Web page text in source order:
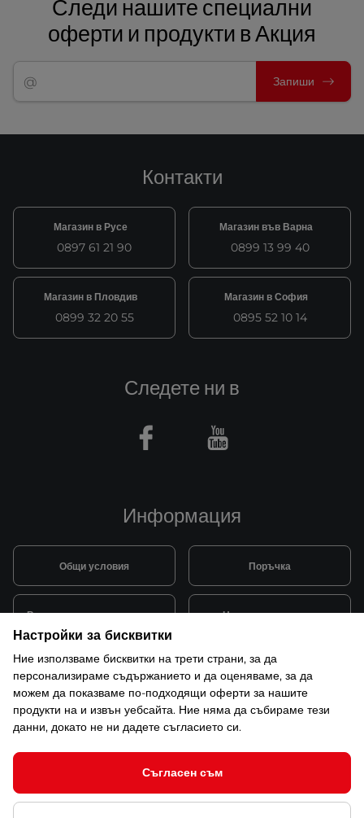
Следи нашите специални
оферти и продукти в Акция
Запиши
Контакти
Магазин в Русе
0897 61 21 90
Магазин във Варна
0899 13 99 40
Магазин в Пловдив
0899 32 20 55
Магазин в София
0895 52 10 14
Информация
Общи условия Поръчка
Видове и цена за транспорт Начини на плащане
Система за лоялни клиенти Монтаж и поддръжка
Рекламации и гаранция
Следете ни в
Facebook Youtube
Настройки за бисквитки
Ние използваме бисквитки на трети страни, за да
персонализираме съдържанието и да оценяваме, за да
можем да показваме по-подходящи оферти за нашите
продукти на и извън уебсайта. Ние няма да събираме тези
данни, докато не ни дадете съгласието си.
Съгласен съм